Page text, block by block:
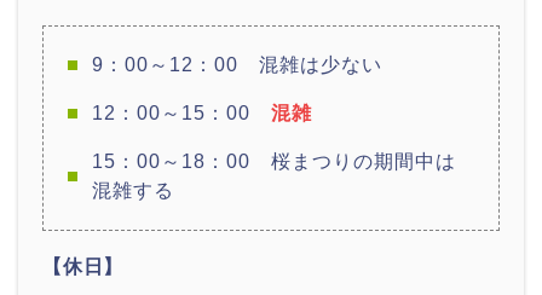
9：00～12：00 混雑は少ない
12：00～15：00 混雑
15：00～18：00 桜まつりの期間中は
混雑する
【休日】